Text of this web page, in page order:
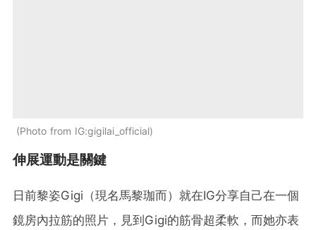
Photo from IG:gigilai_official
伸展運動是關鍵
日前黎姿Gigi（現名馬黎珈而）就在IG分享自己在一個
鏡房內拉筋的照片，見到Gigi的筋骨超柔軟，而她亦表